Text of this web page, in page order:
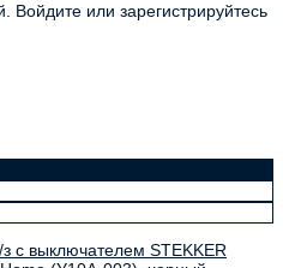
Войдите или зарегистрируйтесь
с выключателем STEKKER